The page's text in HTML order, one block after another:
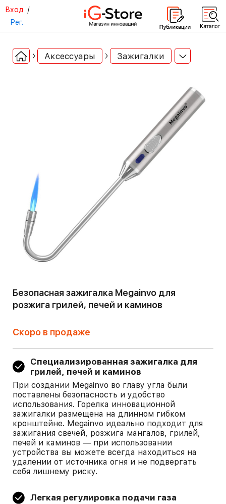
Вход /
Рег.
Аксессуары Зажигалки
Безопасная зажигалка Megainvo для
розжига грилей, печей и каминов
Скоро в продаже
Специализированная зажигалка для
грилей, печей и каминов
При создании Megainvo во главу угла были
поставлены безопасность и удобство
использования. Горелка инновационной
зажигалки размещена на длинном гибком
кронштейне. Megainvo идеально подходит для
зажигания свечей, розжига мангалов, грилей,
печей и каминов — при использовании
устройства вы можете всегда находиться на
удалении от источника огня и не подвергать
себя лишнему риску.
Легкая регулировка подачи газа